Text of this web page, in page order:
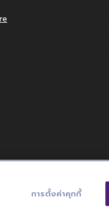
การตั้งค่าคุกกี้